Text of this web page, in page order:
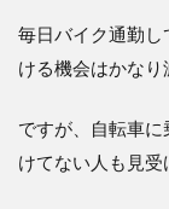
毎日バイク通勤
ける機会はかなり
ですが、自転車
けてない人も見受